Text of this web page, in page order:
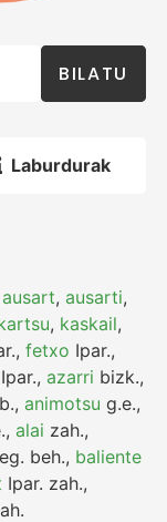
BILATU
Laburdurak
ausart,ausarti,
, kaskail,
,fetxo Ipar.,
Ipar.,azarri bizk.,
,animotsu g.e.,
,alai zah.,
beh., baliente
Ipar. zah.,